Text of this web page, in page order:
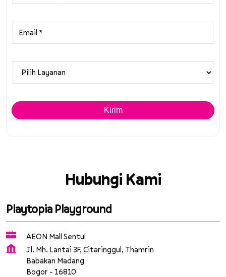
Hubungi Kami
Playtopia Playground
AEON Mall Sentul
Jl. Mh. Lantai 3F, Citaringgul, Thamrin
Babakan Madang
Bogor - 16810